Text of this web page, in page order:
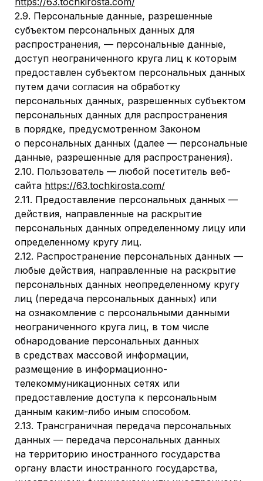
2.9. Персональные данные, разрешенные
субъектом персональных данных для
распространения, — персональные данные,
доступ неограниченного круга лиц к которым
предоставлен субъектом персональных данных
путем дачи согласия на обработку
персональных данных, разрешенных субъектом
персональных данных для распространения
в порядке, предусмотренном Законом
о персональных данных (далее — персональные
данные, разрешенные для распространения).
2.10. Пользователь — любой посетитель веб-
сайта https://63.tochkirosta.com/
2.11. Предоставление персональных данных —
действия, направленные на раскрытие
персональных данных определенному лицу или
определенному кругу лиц.
2.12. Распространение персональных данных —
любые действия, направленные на раскрытие
персональных данных неопределенному кругу
лиц (передача персональных данных) или
на ознакомление с персональными данными
неограниченного круга лиц, в том числе
обнародование персональных данных
в средствах массовой информации,
размещение в информационно-
телекоммуникационных сетях или
предоставление доступа к персональным
данным каким-либо иным способом.
2.13. Трансграничная передача персональных
данных — передача персональных данных
на территорию иностранного государства
органу власти иностранного государства,